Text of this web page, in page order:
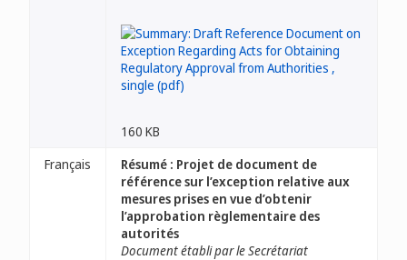
160 KB
Français
Résumé : Projet de document de
référence sur l’exception relative aux
mesures prises en vue d’obtenir
l’approbation règlementaire des
autorités
Document établi par le Secrétariat